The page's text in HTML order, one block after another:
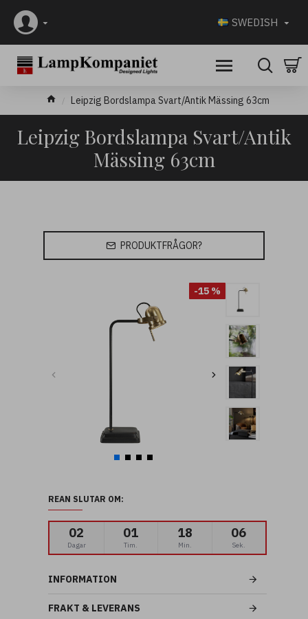
SWEDISH
Leipzig Bordslampa Svart/Antik Mässing 63cm
Leipzig Bordslampa Svart/Antik
Mässing 63cm
PRODUKTFRÅGOR?
-15 %
INFORMATION
FRAKT & LEVERANS
REAN SLUTAR OM:
02
Dagar
01
Tim.
18
Min.
05
Sek.